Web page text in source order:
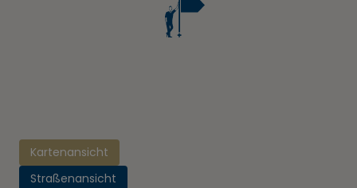
Kartenansicht
Straßenansicht